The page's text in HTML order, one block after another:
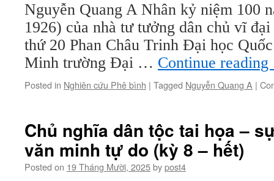
Nguyễn Quang A Nhân kỷ niệm 100
1926) của nhà tư tưởng dân chủ vĩ
thứ 20 Phan Châu Trinh Đại học
Minh trường Đại … Continue reading
Posted in Nghiên cứu Phê bình | Tagged Nguyễn Quang A |
Chủ nghĩa dân tộc tai họa –
văn minh tự do (kỳ 8 – hết)
Posted on 19 Tháng Mười, 2025bypost4